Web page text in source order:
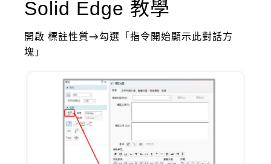
Solid Edge 教學
開啟 標註性質→勾選「指令開始顯示此對話方
塊」